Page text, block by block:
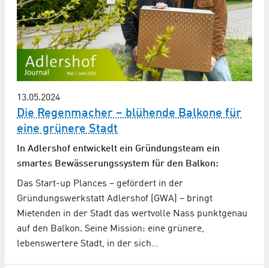
13.05.2024
Die Regenmacher – blühende Balkone für
eine grünere Stadt
In Adlershof entwickelt ein Gründungsteam ein
smartes Bewässerungssystem für den Balkon:
Das Start-up Plances – gefördert in der
Gründungswerkstatt Adlershof (GWA) – bringt
Mietenden in der Stadt das wertvolle Nass punktgenau
auf den Balkon. Seine Mission: eine grünere,
lebenswertere Stadt, in der sich…